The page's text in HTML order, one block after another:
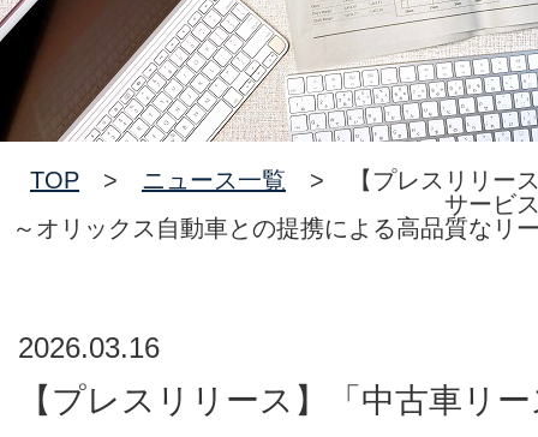
TOP > ニュース一覧 > 【プレスリリース
サービ
～オリックス自動車との提携による高品質なリ
2026.03.16
【プレスリリース】「中古車リ